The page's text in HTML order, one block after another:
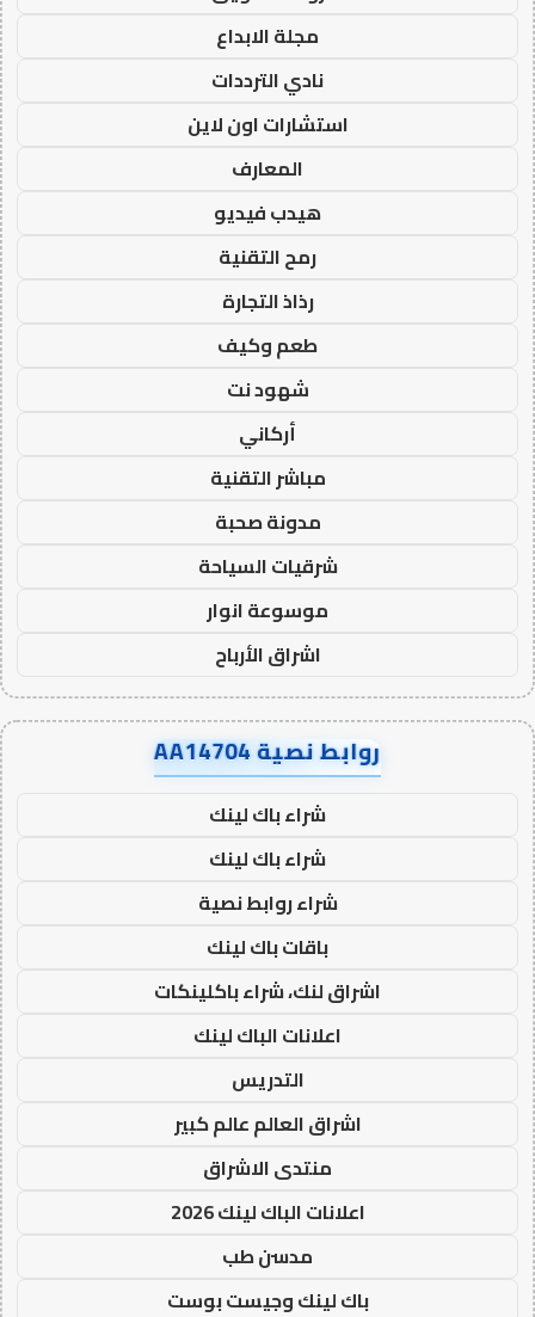
مجلة الابداع
نادي الترددات
استشارات اون لاين
المعارف
هيدب فيديو
رمح التقنية
رذاذ التجارة
طعم وكيف
شهود نت
أركاني
مباشر التقنية
مدونة صحبة
شرقيات السياحة
موسوعة انوار
اشراق الأرباح
روابط نصية AA14704
شراء باك لينك
شراء باك لينك
شراء روابط نصية
باقات باك لينك
اشراق لنك، شراء باكلينكات
اعلانات الباك لينك
التدريس
اشراق العالم عالم كبير
منتدى الاشراق
اعلانات الباك لينك 2026
مدسن طب
باك لينك وجيست بوست